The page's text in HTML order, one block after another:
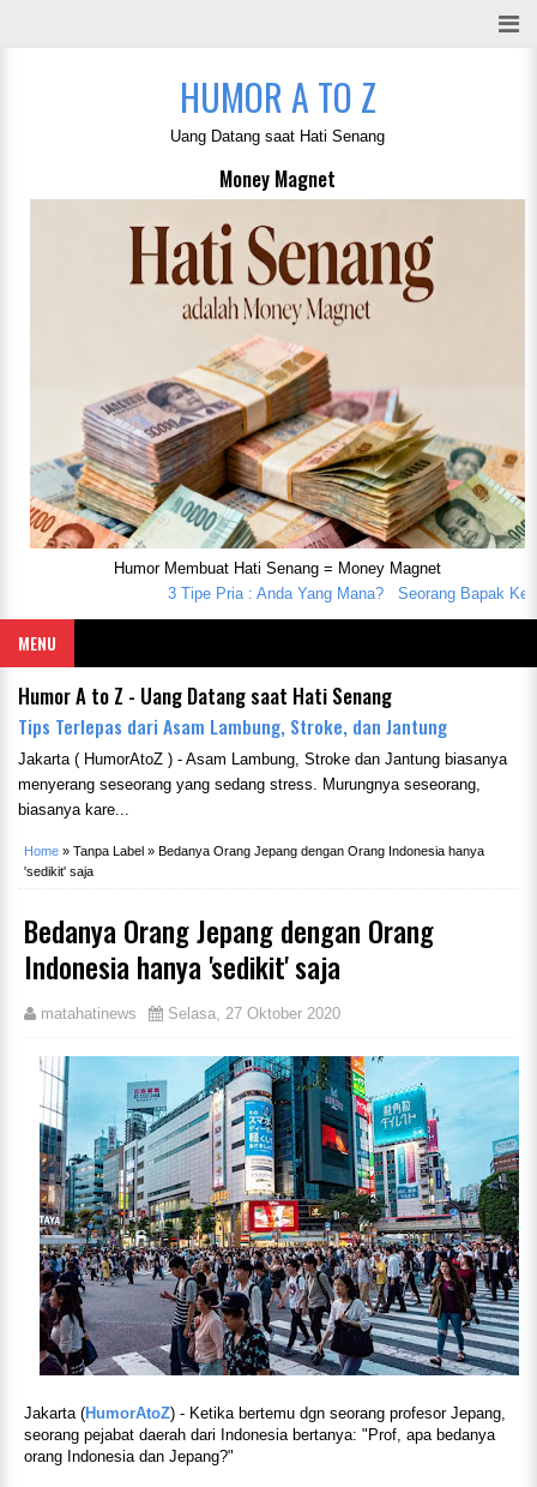
HUMOR A TO Z
Uang Datang saat Hati Senang
Money Magnet
Humor Membuat Hati Senang = Money Magnet
3 Tipe Pria : Anda Yang Mana?
Seorang Bapak Kena
MENU
Humor A to Z - Uang Datang saat Hati Senang
Tips Terlepas dari Asam Lambung, Stroke, dan Jantung
Jakarta ( HumorAtoZ ) - Asam Lambung, Stroke dan Jantung biasanya
menyerang seseorang yang sedang stress. Murungnya seseorang,
biasanya kare...
Home » Tanpa Label » Bedanya Orang Jepang dengan Orang Indonesia hanya
'sedikit' saja
Bedanya Orang Jepang dengan Orang
Indonesia hanya 'sedikit' saja
matahatinews Selasa, 27 Oktober 2020
Jakarta (HumorAtoZ) - Ketika bertemu dgn seorang profesor Jepang,
seorang pejabat daerah dari Indonesia bertanya: "Prof, apa bedanya
orang Indonesia dan Jepang?"